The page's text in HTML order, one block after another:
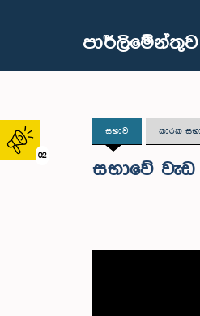
02
සභාව කාරක
සභාවේ වැඩ